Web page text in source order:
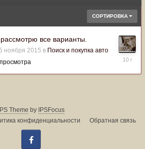
СОРТИРОВКА
все варианты.
ноября 2015 в Поиск и покупка авто
просмотра
IPS Theme by IPSFocus
конфиденциальности Обратная связь